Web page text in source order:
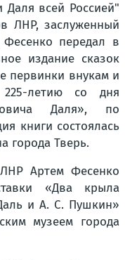
Даля всей Россией"
ЛНР, заслуженный
передал в
издание сказок
первинки внукам и
летию со дня
Даля», по
книги состоялась
города Тверь.